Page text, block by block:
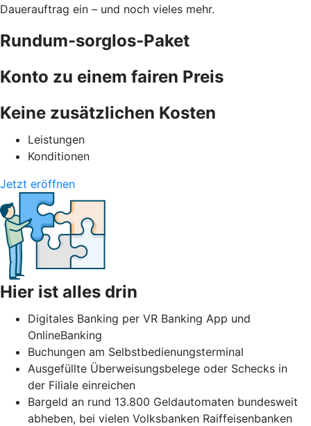
Dauerauftrag ein – und noch vieles mehr.
Rundum-sorglos-Paket
Konto zu einem fairen Preis
Keine zusätzlichen Kosten
Leistungen
Konditionen
Jetzt eröffnen
Hier ist alles drin
Digitales Banking per VR Banking App und
OnlineBanking
Buchungen am Selbstbedienungsterminal
Ausgefüllte Überweisungsbelege oder Schecks in
der Filiale einreichen
Bargeld an rund 13.800 Geldautomaten bundesweit
abheben, bei vielen Volksbanken Raiffeisenbanken